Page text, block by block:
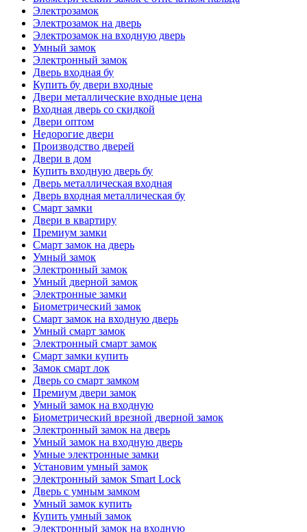
Электрозамок
Электрозамок на дверь
Электрозамок на входную дверь
Умный замок
Электронный замок
Дверь входная бу
Купить бу двери входные
Двери металлические входные цена
Входная дверь со скидкой
Двери оптом
Недорогие двери
Производство дверей
Двери в дом
Купить входную дверь бу
Дверь металлическая входная
Дверь входная металлическая бу
Смарт замки
Двери в квартиру
Премиум замки
Смарт замок на дверь
Умный замок
Электронный замок
Умный дверной замок
Электронные замки
Биометрический замок
Смарт замок на входную дверь
Умный смарт замок
Электронный смарт замок
Смарт замки купить
Замок смарт лок
Дверь со смарт замком
Премиум двери замок
Умный замок на входную
Биометрический врезной дверной замок
Электронный замок на дверь
Умный замок на входную дверь
Умные электронные замки
Установим умный замок
Электронный замок Smart Lock
Дверь с умным замком
Умный замок купить
Купить умный замок
Электронный замок на входную